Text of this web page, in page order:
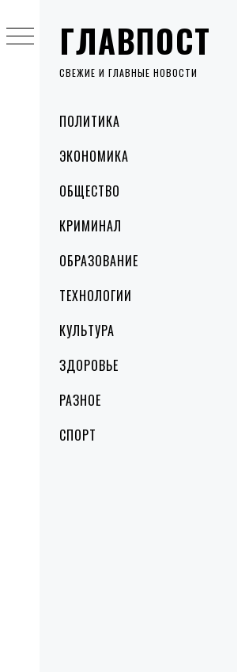
ГЛАВПОСТ
СВЕЖИЕ И ГЛАВНЫЕ НОВОСТИ
MenuПОЛИТИКА
ЭКОНОМИКА
ОБЩЕСТВО
КРИМИНАЛ
ОБРАЗОВАНИЕ
ТЕХНОЛОГИИ
КУЛЬТУРА
ЗДОРОВЬЕ
РАЗНОЕ
СПОРТ
to
content